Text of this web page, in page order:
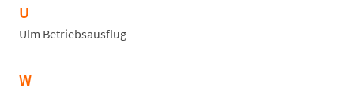
U
Ulm Betriebsausflug
W